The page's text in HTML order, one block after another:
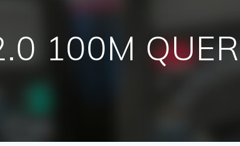
100M QUER